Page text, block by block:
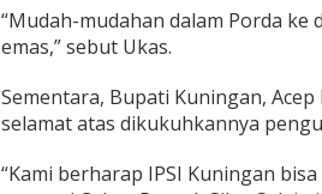
“Mudah-mudahan dalam Porda ke
emas,” sebut Ukas.
Sementara, Bupati Kuningan,
selamat atas dikukuhkannya
“Kami berharap IPSI Kuningan